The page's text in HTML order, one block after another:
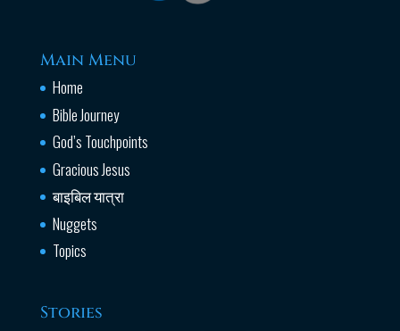
Main Menu
Home
Bible Journey
God’s Touchpoints
Gracious Jesus
बाइबिल यात्रा
Nuggets
Topics
Stories